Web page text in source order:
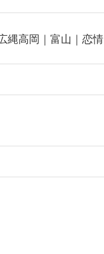
縄高岡｜富山｜恋情